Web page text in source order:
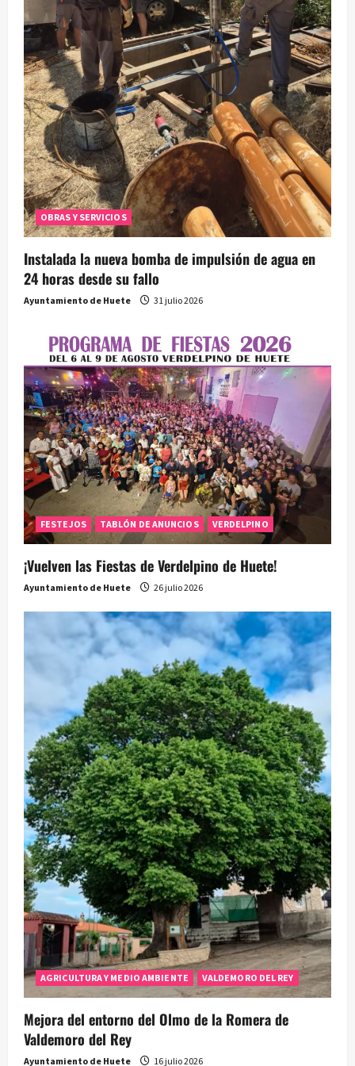
a
d
a
s
OBRAS Y SERVICIOS
Instalada la nueva bomba de impulsión de agua en
24 horas desde su fallo
Ayuntamiento de Huete 31 julio 2026
FESTEJOS TABLÓN DE ANUNCIOS VERDELPINO
¡Vuelven las Fiestas de Verdelpino de Huete!
Ayuntamiento de Huete 26 julio 2026
AGRICULTURA Y MEDIO AMBIENTE VALDEMORO DEL REY
Mejora del entorno del Olmo de la Romera de
Valdemoro del Rey
Ayuntamiento de Huete 16 julio 2026